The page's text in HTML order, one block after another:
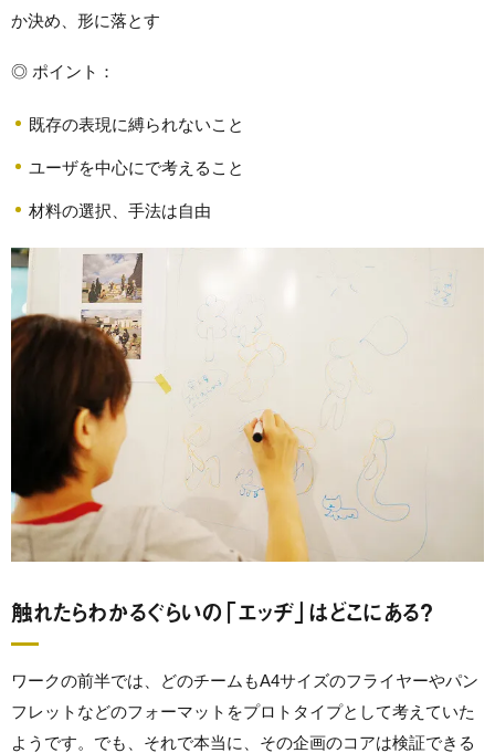
か決め、形に落とす
◎ ポイント：
既存の表現に縛られないこと
ユーザを中心にで考えること
材料の選択、手法は自由
触れたらわかるぐらいの「エッヂ」はどこにある？
ワークの前半では、どのチームもA4サイズのフライヤーやパン
フレットなどのフォーマットをプロトタイプとして考えていた
ようです。でも、それで本当に、その企画のコアは検証できる